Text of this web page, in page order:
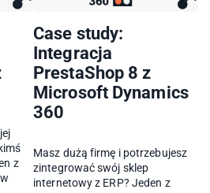
z
Case study:
Integracja
PrestaShop 8 z
Microsoft Dynamics
360
Masz dużą firmę i potrzebujesz
zintegrować swój sklep
internetowy z ERP? Jeden z